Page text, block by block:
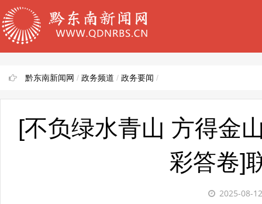
黔东南新闻网 / 政务频道 / 政务要闻 /
[不负绿水青山 方得金
彩答卷]
2025-08-